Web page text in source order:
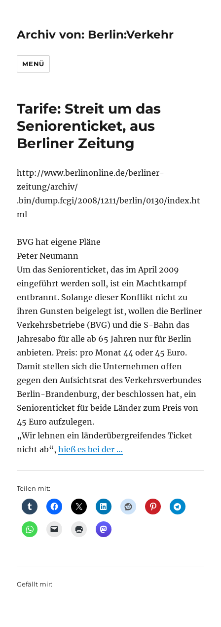
Archiv von: Berlin:Verkehr
MENÜ
Tarife: Streit um das
Seniorenticket, aus
Berliner Zeitung
http://www.berlinonline.de/berliner-
zeitung/archiv/
.bin/dump.fcgi/2008/1211/berlin/0130/index.ht
ml
BVG hat eigene Pläne
Peter Neumann
Um das Seniorenticket, das im April 2009
eingeführt werden soll, ist ein Machtkampf
entbrannt. Solange dieser Konflikt nicht zu
ihren Gunsten beigelegt ist, wollen die Berliner
Verkehrsbetriebe (BVG) und die S-Bahn das
Jahresabo für alle ab 65 Jahren nur für Berlin
anbieten. Preis: pro Monat 44 oder 45 Euro.
Damit stellen sich die Unternehmen offen
gegen den Aufsichtsrat des Verkehrsverbundes
Berlin-Brandenburg, der beschlossen hat, ein
Seniorenticket für beide Länder zum Preis von
45 Euro aufzulegen.
„Wir lehnen ein länderübergreifendes Ticket
nicht ab“,hieß es bei der …
Teilen mit:
Gefällt mir: